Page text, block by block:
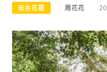
玩在花蓮 周花花